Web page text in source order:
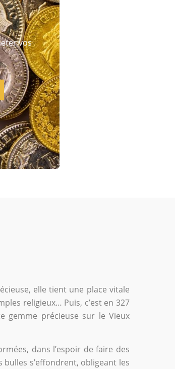
vos
elle tient une place vitale
religieux… Puis, c’est en 327
gemme précieuse sur le Vieux
dans l’espoir de faire des
s’effondrent, obligeant les